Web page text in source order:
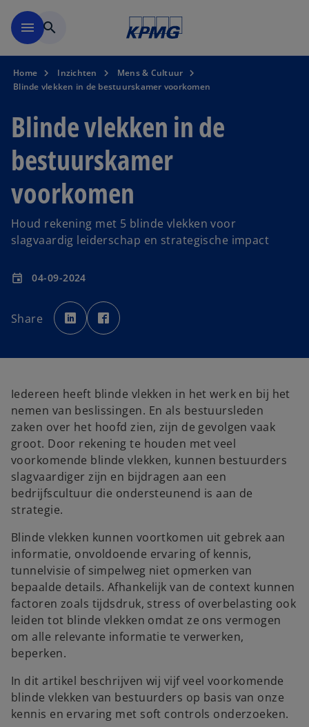
menu search
Home Inzichten
Mens & Cultuur
Blinde vlekken in de bestuurskamer voorkomen
Blinde vlekken in de
bestuurskamer
voorkomen
Houd rekening met 5 blinde vlekken voor
slagvaardig leiderschap en strategische impact
event 04-09-2024
Share
o
p
e
n
w
t
b
p
e
w
t
b
Iedereen heeft blinde vlekken in het werk en bij het
nemen van beslissingen. En als bestuursleden
zaken over het hoofd zien, zijn de gevolgen vaak
groot. Door rekening te houden met veel
voorkomende blinde vlekken, kunnen bestuurders
slagvaardiger zijn en bijdragen aan een
bedrijfscultuur die ondersteunend is aan de
strategie.
Blinde vlekken kunnen voortkomen uit gebrek aan
informatie, onvoldoende ervaring of kennis,
tunnelvisie of simpelweg niet opmerken van
bepaalde details. Afhankelijk van de context kunnen
factoren zoals tijdsdruk, stress of overbelasting ook
leiden tot blinde vlekken omdat ze ons vermogen
om alle relevante informatie te verwerken,
beperken.
In dit artikel beschrijven wij vijf veel voorkomende
blinde vlekken van bestuurders op basis van onze
kennis en ervaring met soft controls onderzoeken.